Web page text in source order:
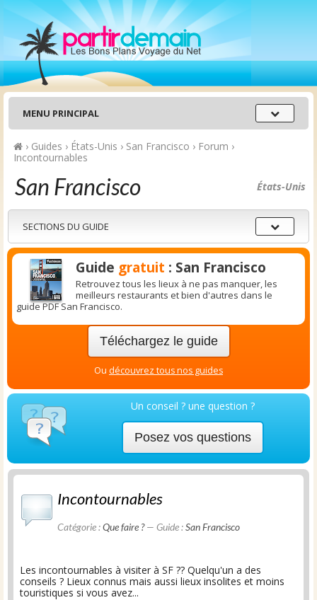
Menu
principal
MENU PRINCIPAL
› Guides › États-Unis › San Francisco › Forum ›
Incontournables
États-Unis
San Francisco
Sections
du
guide
SECTIONS DU GUIDE
Guide gratuit : San Francisco
Retrouvez tous les lieux à ne pas manquer, les
meilleurs restaurants et bien d'autres dans le
guide PDF San Francisco.
Téléchargez le guide
Ou découvrez tous nos guides
Un conseil ? une question ?
Posez vos questions
Incontournables
Catégorie :Que faire ?— Guide :San Francisco
Les incontournables à visiter à SF ?? Quelqu'un a des
conseils ? Lieux connus mais aussi lieux insolites et moins
touristiques si vous avez...